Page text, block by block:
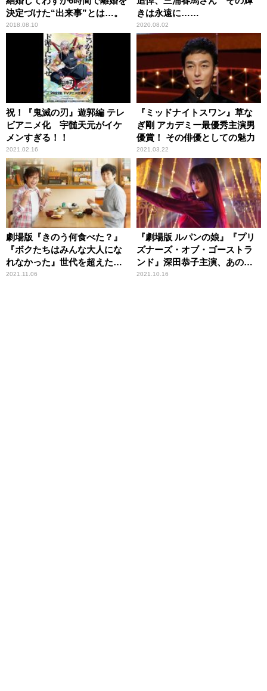
決定づけた“出来事”とは…。
2018.08.10
きは永遠に……
2020.08.02
祝！『鬼滅の刃』遊郭編 テレ
ビアニメ化 宇髄天元がイケ
メンすぎる！！
2021.02.16
『ミッドナイトスワン』草な
ぎ剛 アカデミー最優秀主演男
優賞！ その俳優としての魅力
2021.03.22
劇場版『きのう何食べた？』
『ボクたちはみんな大人にな
れなかった』世代を超えた共
感ムービー2選
2021.11.06
『劇場版 ルパンの娘』『プリ
ズナーズ・オブ・ゴーストラ
ンド』深田恭子主演、あの熱
狂がスクリーンに＆園子温監
2021.10.16